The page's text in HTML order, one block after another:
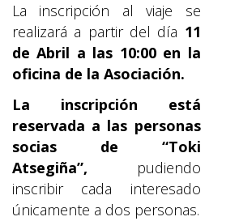
La inscripción al viaje se
realizará a partir del día 11
de Abril a las 10:00 en la
oficina de la Asociación.
La inscripción está
reservada a las personas
socias de “Toki
Atsegiña”, pudiendo
inscribir cada interesado
únicamente a dos personas.